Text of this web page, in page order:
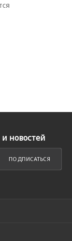
новостей
ПОДПИСАТЬСЯ